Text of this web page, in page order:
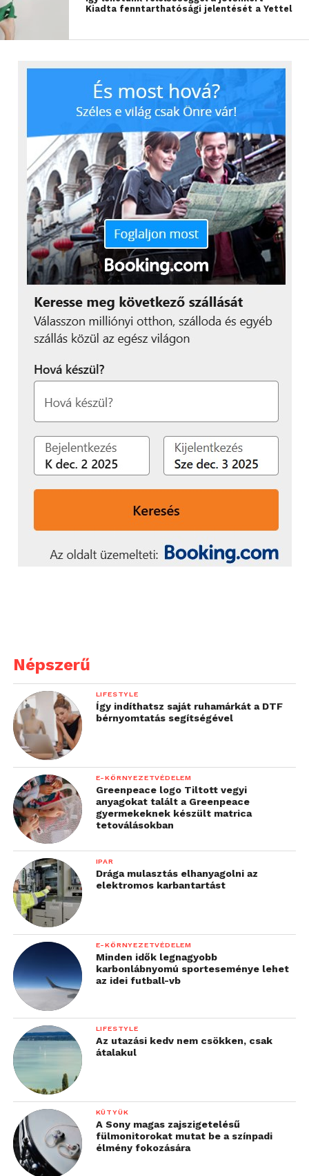
– mondta Jamniczky Zsolt, az E.ON Hungária
Csoport igazgatóságának tagja.
Az E.ON januárban még egy hatalmas lépést tett a
fenntartható jövő biztosításáért, nyilvános e-töltőin
ezentúl zöld árammal tölthetik fel a járműveiket az
e-autósok. Már meglévő és új e-flotta ügyfeleinek
pedig egy éven keresztül 15 százalékos
kedvezményt ad a mindenkori töltési tarifából az
energiavállalat.
Flottakezelő Kft. még a koronavírussal sújtott 2020-
ezerről pedig 9 ezerre az általa kezelt autók számát.
A cég sikeres együttműködésre tekinthet vissza az
E.ON-nal, amelynek egy újabb fejezete nyílik a
flottabővítéssel.
„Örömmel tölt el, hogy
részesei lehetünk ennek
megteremtése.
Flottakezelőként és a
fenntartható közlekedés
elkötelezett
támogatójaként az e-
mobilitás biztosításával
tudjuk a legtöbbet tenni
ezért a nemes célért
– mondta Rónai-Horst László, a Mercarius
Flottakezelő Kft. ügyvezető igazgatója.
A Porsche Hungaria 1990 óta forgalmazza
Magyarországon a Volkswagen gépjárműveket és a
cég élen jár az elektromos autók magyarországi
importálásában is.
„Büszkék vagyunk rá,
hogy importőrként aktív
részesei vagyunk ennek
az együttműködésnek.
Cégünk mindig is úttörő
szerepet töltött be a
magyar autópiacon és az
Kiadta fenntarthatósági jelentését a Yettel
Népszerű
LIFESTYLE
Így indíthatsz saját ruhamárkát a DTF
bérnyomtatás segítségével
E-KÖRNYEZETVÉDELEM
Greenpeace logo Tiltott vegyi
anyagokat talált a Greenpeace
gyermekeknek készült matrica
tetoválásokban
IPAR
Drága mulasztás elhanyagolni az
elektromos karbantartást
E-KÖRNYEZETVÉDELEM
Minden idők legnagyobb
karbonlábnyomú sporteseménye lehet
az idei futball-vb
LIFESTYLE
Az utazási kedv nem csökken, csak
átalakul
KÜTYÜK
A Sony magas zajszigetelésű
fülmonitorokat mutat be a színpadi
élmény fokozására